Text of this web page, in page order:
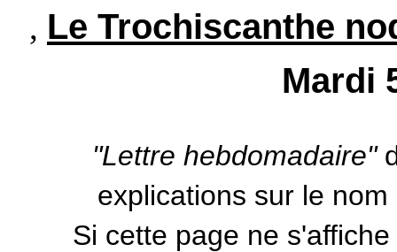
, Le Trochiscanthe
Mardi
"Lettre hebdomadaire"
explications sur le
Si cette page ne